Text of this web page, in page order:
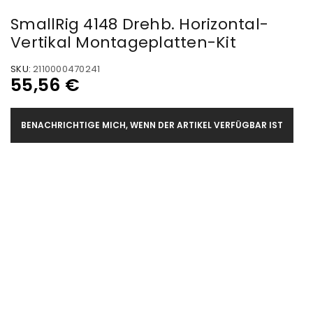
SmallRig 4148 Drehb. Horizontal-
Vertikal Montageplatten-Kit
SKU: 2110000470241
55,56 €
BENACHRICHTIGE MICH, WENN DER ARTIKEL VERFÜGBAR IST